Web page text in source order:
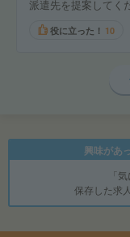
派遣先を提案してく
役に立った！ 10
興味があ
「
保存した求